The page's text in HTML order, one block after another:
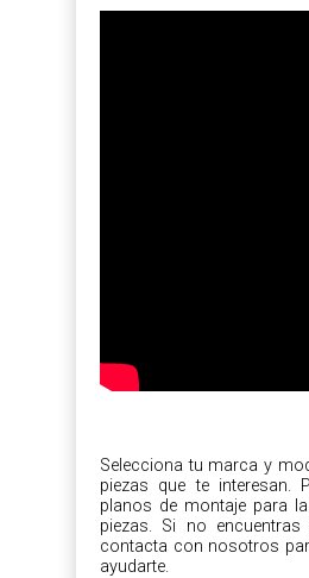
Selecciona tu marca y
piezas que te interesan.
planos de montaje para
piezas. Si no
contacta con nosotros
ayudarte.